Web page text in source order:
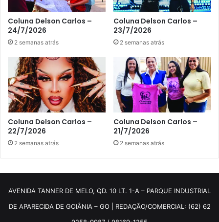
Coluna Delson Carlos –
24/7/2026
2 semanas atrás
Coluna Delson Carlos –
23/7/2026
2 semanas atrás
Coluna Delson Carlos –
22/7/2026
2 semanas atrás
Coluna Delson Carlos –
21/7/2026
2 semanas atrás
AVENIDA TANNER DE MELO, QD. 10 LT. 1-A – PARQUE INDUSTRIAL
DE APARECIDA DE GOIÂNIA – GO | REDAÇÃO/COMERCIAL: (62) 62